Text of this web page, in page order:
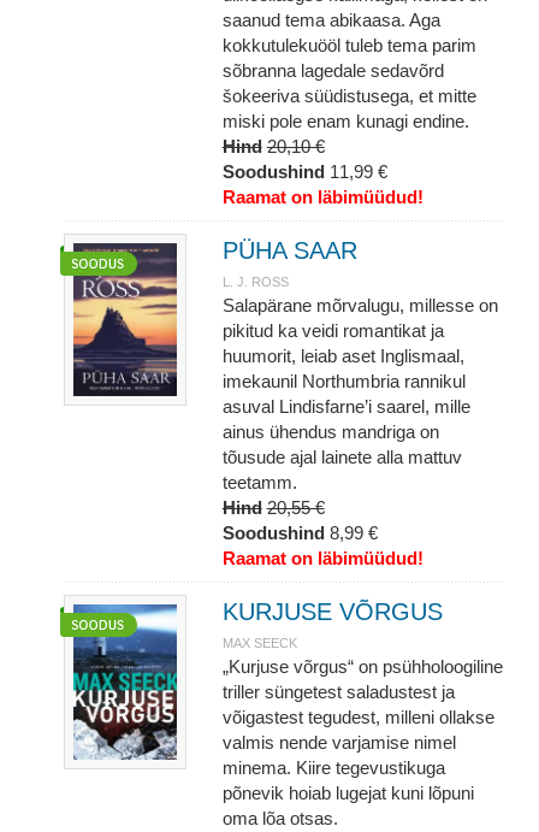
saanud tema abikaasa. Aga
kokkutulekuööl tuleb tema parim
sõbranna lagedale sedavõrd
šokeeriva süüdistusega, et mitte
miski pole enam kunagi endine.
Hind 20,10 €
Soodushind 11,99 €
Raamat on läbimüüdud!
PÜHA SAAR
L. J. ROSS
Salapärane mõrvalugu, millesse on
pikitud ka veidi romantikat ja
huumorit, leiab aset Inglismaal,
imekaunil Northumbria rannikul
asuval Lindisfarne’i saarel, mille
ainus ühendus mandriga on
tõusude ajal lainete alla mattuv
teetamm.
Hind 20,55 €
Soodushind 8,99 €
Raamat on läbimüüdud!
KURJUSE VÕRGUS
MAX SEECK
„Kurjuse võrgus“ on psühholoogiline
triller süngetest saladustest ja
võigastest tegudest, milleni ollakse
valmis nende varjamise nimel
minema. Kiire tegevustikuga
põnevik hoiab lugejat kuni lõpuni
oma lõa otsas.